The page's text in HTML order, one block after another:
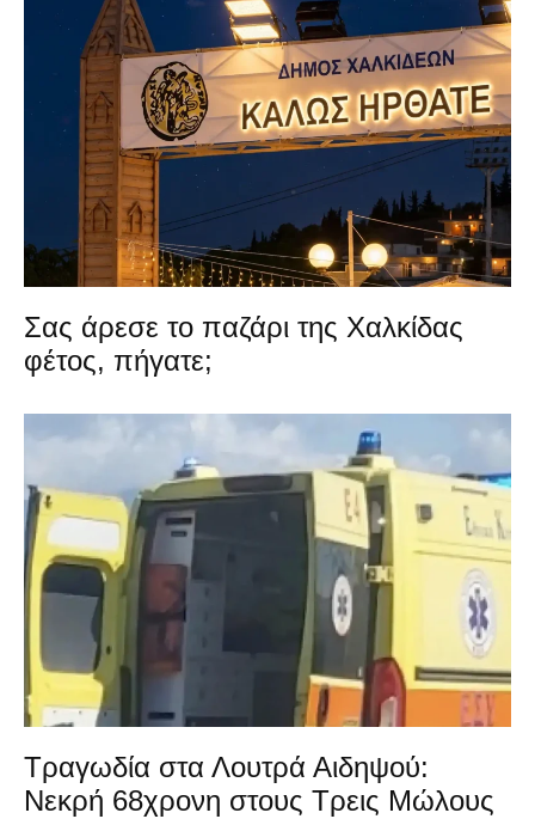
Σας άρεσε το παζάρι της Χαλκίδας
φέτος, πήγατε;
Τραγωδία στα Λουτρά Αιδηψού:
Νεκρή 68χρονη στους Τρεις Μώλους